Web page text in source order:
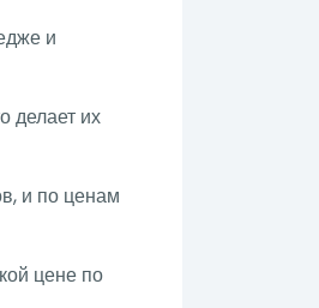
и
делает их
и по ценам
цене по